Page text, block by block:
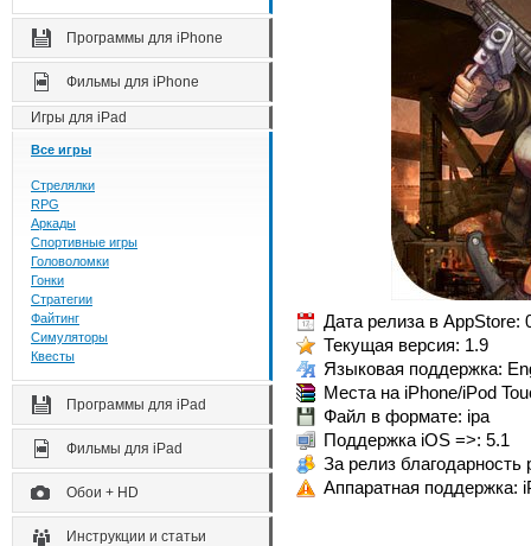
Программы для iPhone
Фильмы для iPhone
Игры для iPad
Все игры
Стрелялки
RPG
Аркады
Спортивные игры
Головоломки
Гонки
Стратегии
Файтинг
Симуляторы
Квесты
Программы для iPad
Фильмы для iPad
Обои + HD
Инструкции и статьи
Дата релиза в AppStore:
Текущая версия: 1.9
Языковая поддержка:
Места на iPhone/iPod
Файл в формате: ipa
Поддержка iOS =>: 5.1
За релиз благодарность
Аппаратная поддержка: